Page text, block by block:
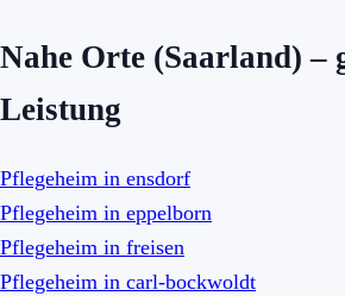
Nahe Orte (Saarland) –
Leistung
Pflegeheim in ensdorf
Pflegeheim in eppelborn
Pflegeheim in freisen
Pflegeheim in carl-bockwoldt